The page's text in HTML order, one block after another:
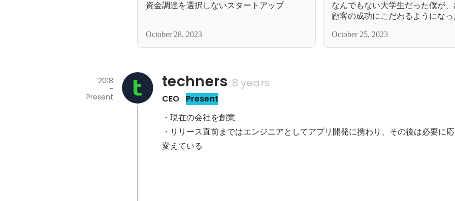
資金調達を選択しないスタートアップ
October 28, 2023
なんでもない大学生だった僕が
顧客の成功にこだわるようにな
October 25, 2023
techners 8 years
CEO Present
2018
-
Present
・現在の会社を創業
・リリース直前まではエンジニアとしてアプリ開発に携わり、その後は必要に
変えている